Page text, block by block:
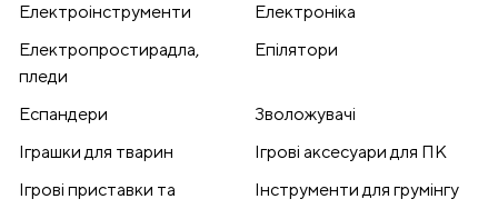
Електроінструменти
Електроніка
Електропростирадла,
пледи
Епілятори
Еспандери
Зволожувачі
Іграшки для тварин
Ігрові аксесуари для ПК
Ігрові приставки та
Інструменти для грумінгу